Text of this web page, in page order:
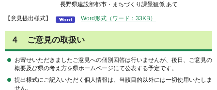
長野県建設部都市・まちづくり課景観係 あて
【意見提出様式】 Word形式（ワード：33KB）
４ ご意見の取扱い
お寄せいただきましたご意見への個別回答は行いませんが、後日、ご意見の
概要及び県の考え方を県ホームページにて公表する予定です。
提出様式にご記入いただく個人情報は、当該目的以外には一切使用いたしま
せん。